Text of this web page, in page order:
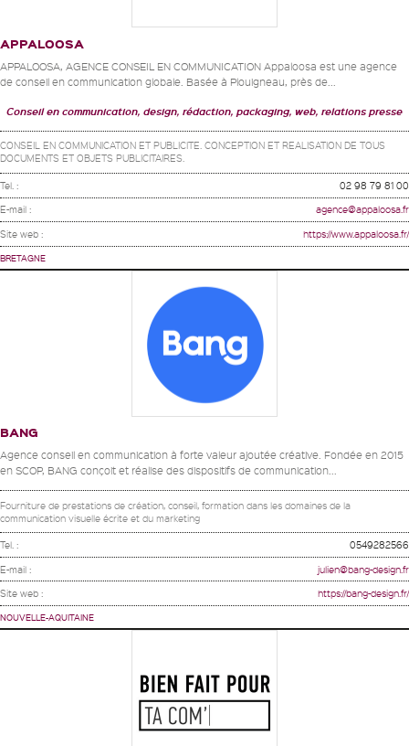
APPALOOSA
APPALOOSA, AGENCE CONSEIL EN COMMUNICATION Appaloosa est une agence
de conseil en communication globale. Basée à Plouigneau, près de...
Conseil en communication, design, rédaction, packaging, web, relations presse
CONSEIL EN COMMUNICATION ET PUBLICITE. CONCEPTION ET REALISATION DE TOUS
DOCUMENTS ET OBJETS PUBLICITAIRES.
Tel. : 02 98 79 81 00
E-mail : agence@appaloosa.fr
Site web : https://www.appaloosa.fr/
BRETAGNE
BANG
Agence conseil en communication à forte valeur ajoutée créative. Fondée en 2015
en SCOP, BANG conçoit et réalise des dispositifs de communication...
Fourniture de prestations de création, conseil, formation dans les domaines de la
communication visuelle écrite et du marketing
Tel. : 0549282566
E-mail : julien@bang-design.fr
Site web : https://bang-design.fr/
NOUVELLE-AQUITAINE